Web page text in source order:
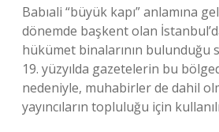
Babıali “büyük kapı” anlamına
dönemde başkent olan
hükümet binalarının bulunduğu
19. yüzyılda gazetelerin bu
nedeniyle, muhabirler de dahil
yayıncıların topluluğu için